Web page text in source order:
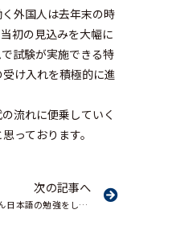
外国人は去年末の時
初の見込みを大幅に
試験が実施できる特
け入れを積極的に進
流れに便乗していく
っております。
次の記事へ
たくさん日本語の勉強をしています